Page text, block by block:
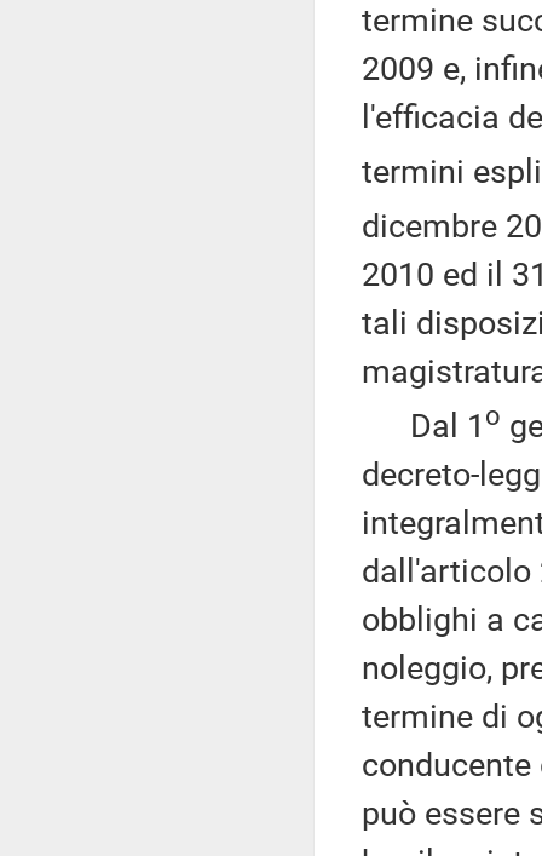
termine
2009 e,
l'efficacia
termini
dicembre
2010 ed il
tali
Dal 1 o
decreto-
dall'articolo
obblighi a
noleggio,
termine di
conducente
può essere